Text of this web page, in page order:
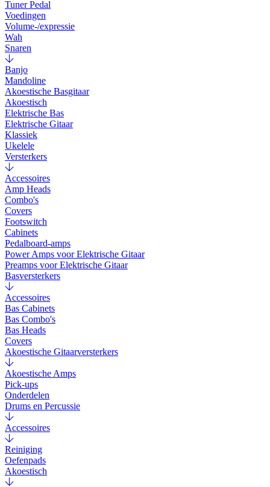
Tuner Pedal
Voedingen
Volume-/expressie
Wah
Snaren
Banjo
Mandoline
Akoestische Basgitaar
Akoestisch
Elektrische Bas
Elektrische Gitaar
Klassiek
Ukelele
Versterkers
Accessoires
Amp Heads
Combo's
Covers
Footswitch
Cabinets
Pedalboard-amps
Power Amps voor Elektrische Gitaar
Preamps voor Elektrische Gitaar
Basversterkers
Accessoires
Bas Cabinets
Bas Combo's
Bas Heads
Covers
Akoestische Gitaarversterkers
Akoestische Amps
Pick-ups
Onderdelen
Drums en Percussie
Accessoires
Reiniging
Oefenpads
Akoestisch